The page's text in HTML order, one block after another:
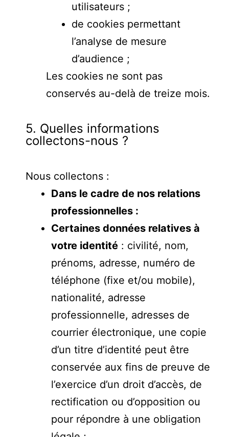
utilisateurs ;
de cookies permettant
l’analyse de mesure
d’audience ;
Les cookies ne sont pas
conservés au-delà de treize mois.
5. Quelles informations
collectons-nous ?
Nous collectons :
Dans le cadre de nos relations
professionnelles :
Certaines données relatives à
votre identité : civilité, nom,
prénoms, adresse, numéro de
téléphone (fixe et/ou mobile),
nationalité, adresse
professionnelle, adresses de
courrier électronique, une copie
d’un titre d’identité peut être
conservée aux fins de preuve de
l’exercice d’un droit d’accès, de
rectification ou d’opposition ou
pour répondre à une obligation